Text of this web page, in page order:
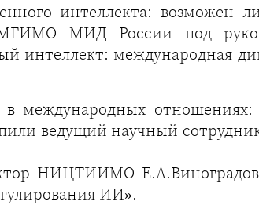
интеллекта: возможен
МГИМО МИД России под
интеллект: международная
в международных
ведущий научный
НИЦТИИМО
ИИ».